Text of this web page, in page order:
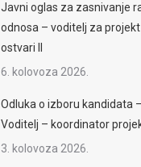
Javni oglas za zasnivanje
odnosa – voditelj za
ostvari II
6. kolovoza 2026.
Odluka o izboru kandidata –
Voditelj – koordinator
3. kolovoza 2026.